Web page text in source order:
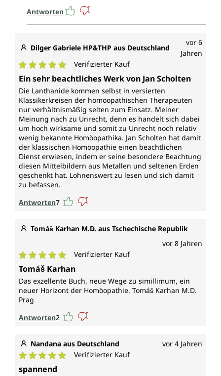
Antworten
Dilger Gabriele HP&THP aus Deutschland
vor 6
Jahren
Durchschnittliche Bewertung von 5 von 5 Sternen
Verifizierter Kauf
Ein sehr beachtliches Werk von Jan Scholten
Die Lanthanide kommen selbst in versierten
Klassikerkreisen der homöopathischen Therapeuten
nur verhältnismäßig selten zum Einsatz. Meiner
Meinung nach zu Unrecht, denn es handelt sich dabei
um hoch wirksame und somit zu Unrecht noch relativ
wenig bekannte Homöopathika. Jan Scholten hat damit
der klassischen Homöopathie einen beachtlichen
Dienst erwiesen, indem er seine besondere Beachtung
diesen Mittelbildern aus Metallen und seltenen Erden
geschenkt hat. Lohnenswert zu lesen und sich damit
zu befassen.
Antworten7
Tomáš Karhan M.D. aus Tschechische Republik
vor 8 Jahren
Durchschnittliche Bewertung von 5 von 5 Sternen
Verifizierter Kauf
Tomáš Karhan
Das exzellente Buch, neue Wege zu simillimum, ein
neuer Horizont der Homöopathie. Tomáš Karhan M.D.
Prag
Antworten2
Nandana aus Deutschland vor 4 Jahren
Durchschnittliche Bewertung von 5 von 5 Sternen
Verifizierter Kauf
spannend